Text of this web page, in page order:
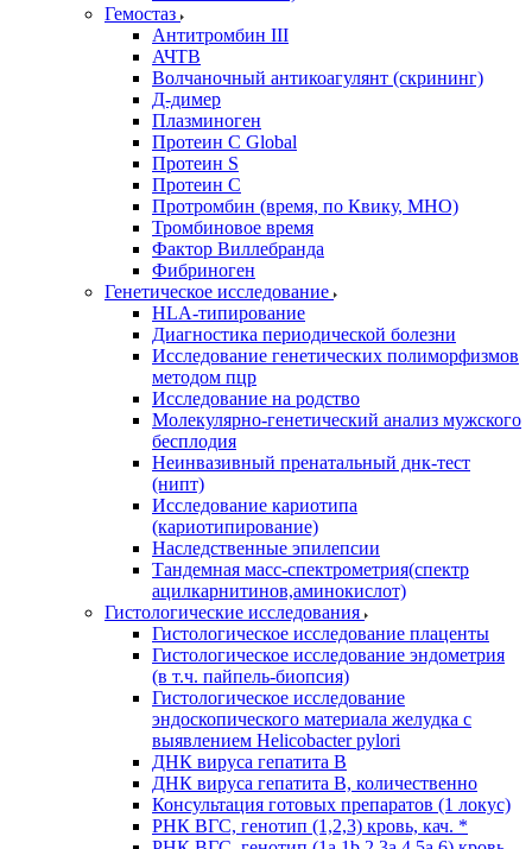
Гемостаз
Антитромбин III
АЧТВ
Волчаночный антикоагулянт (скрининг)
Д-димер
Плазминоген
Протеин C Global
Протеин S
Протеин С
Протромбин (время, по Квику, МНО)
Тромбиновое время
Фактор Виллебранда
Фибриноген
Генетическое исследование
HLA-типирование
Диагностика периодической болезни
Исследование генетических полиморфизмов
методом пцр
Исследование на родство
Молекулярно-генетический анализ мужского
бесплодия
Неинвазивный пренатальный днк-тест
(нипт)
Исследование кариотипа
(кариотипирование)
Наследственные эпилепсии
Тандемная масс-спектрометрия(спектр
ацилкарнитинов,аминокислот)
Гистологические исследования
Гистологическое исследование плаценты
Гистологическое исследование эндометрия
(в т.ч. пайпель-биопсия)
Гистологическое исследование
эндоскопического материала желудка с
выявлением Helicobacter pylori
ДНК вируса гепатита B
ДНК вируса гепатита B, количественно
Консультация готовых препаратов (1 локус)
РНК ВГC, генотип (1,2,3) кровь, кач. *